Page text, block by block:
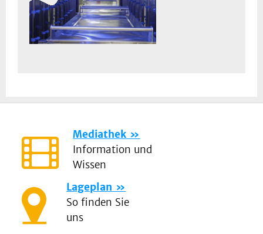
Mediathek
Information und
Wissen
Lageplan
So finden Sie
uns